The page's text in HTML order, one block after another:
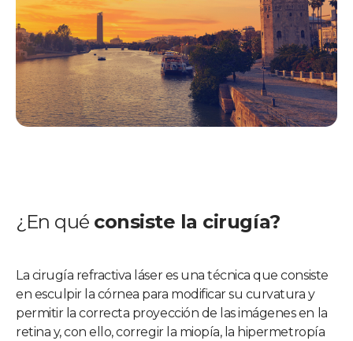
¿En qué consiste la cirugía?
La cirugía refractiva láser es una técnica que consiste
en esculpir la córnea para modificar su curvatura y
permitir la correcta proyección de las imágenes en la
retina y, con ello, corregir la miopía, la hipermetropía